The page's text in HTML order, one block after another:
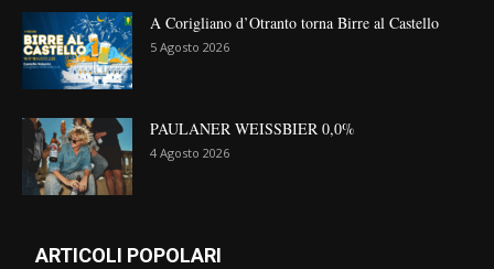
A Corigliano d’Otranto torna Birre al Castello
5 Agosto 2026
PAULANER WEISSBIER 0,0%
4 Agosto 2026
ARTICOLI POPOLARI